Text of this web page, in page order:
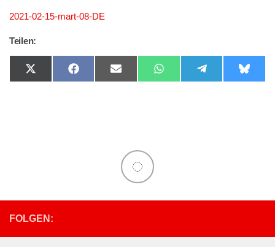
2021-02-15-mart-08-DE
Teilen:
Share
on
Share
on
Share
on
Share
on
Share
on
Share
on
FOLGEN: